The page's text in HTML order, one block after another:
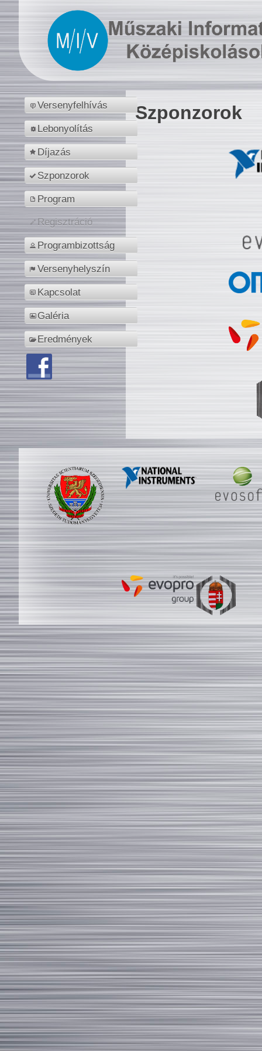
Versenyfelhívás
Lebonyolítás
Díjazás
Szponzorok
Program
Regisztráció
Programbizottság
Versenyhelyszín
Kapcsolat
Galéria
Eredmények
Szponzorok